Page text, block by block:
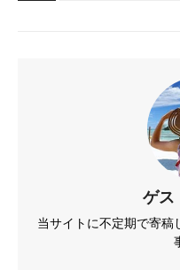
ゲス
当サイトに不定期で寄稿